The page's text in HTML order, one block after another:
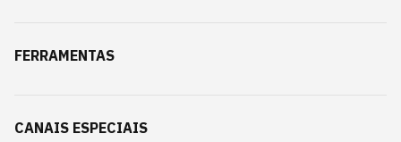
FERRAMENTAS
CANAIS ESPECIAIS